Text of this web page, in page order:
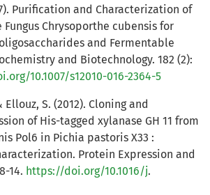
Purification and Characterization of
Chrysoporthe cubensis for
and Fermentable
and Biotechnology. 182 (2):
10.1007/s12010-016-2364-5
Ellouz, S. (2012). Cloning and
of His-tagged xylanase GH 11 from
Pol6 in Pichia pastoris X33 :
Protein Expression and
14. https://doi.org/10.1016/j.